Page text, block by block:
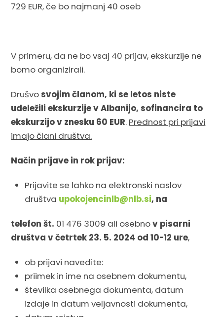
729 EUR, če bo najmanj 40 oseb
V primeru, da ne bo vsaj 40 prijav, ekskurzije ne
bomo organizirali.
Drušvosvojim članom, ki se letos niste
udeležili ekskurzije v Albanijo, sofinancira to
ekskurzijo v znesku 60 EUR. Prednost pri prijavi
imajo člani društva.
Način prijave in rok prijav:
Prijavite se lahko na elektronski naslov
društva upokojencinlb@nlb.si, na
telefon št. 01 476 3009 ali osebnov pisarni
društva v četrtek 23. 5. 2024 od 10-12 ure,
ob prijavi navedite:
priimek in ime na osebnem dokumentu,
številka osebnega dokumenta, datum
izdaje in datum veljavnosti dokumenta,